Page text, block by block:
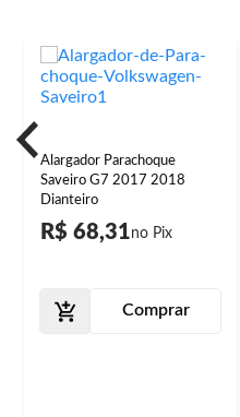
Alargador Parachoque
Saveiro G7 2017 2018
Dianteiro
R$ 68,31
Comprar